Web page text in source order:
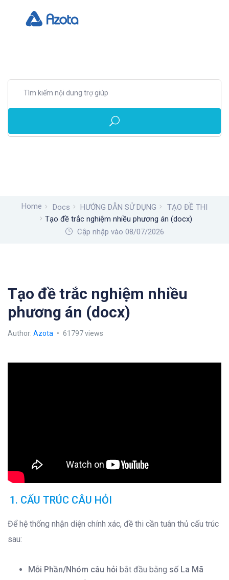
Home Docs HƯỚNG DẪN SỬ DỤNG
TẠO ĐỀ THI
Tạo đề trắc nghiệm nhiều phương án (docx)
Cập nhập vào 08/07/2026
Tạo đề trắc nghiệm nhiều
phương án (docx)
Author: Azota 61797 views
1. CẤU TRÚC CÂU HỎI
Để hệ thống nhận diện chính xác, đề thi cần tuân thủ cấu trúc
sau:
Mỗi Phần/Nhóm câu hỏi bắt đầu bằng số La Mã